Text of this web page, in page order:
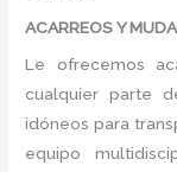
ACARREOS Y
Le ofrecemos
cualquier parte
idóneos para
equipo